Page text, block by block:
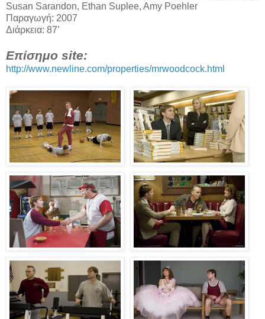
Susan Sarandon, Ethan Suplee, Amy Poehler
Παραγωγή: 2007
Διάρκεια: 87’
Επίσημο site:
http://www.newline.com/properties/mrwoodcock.html